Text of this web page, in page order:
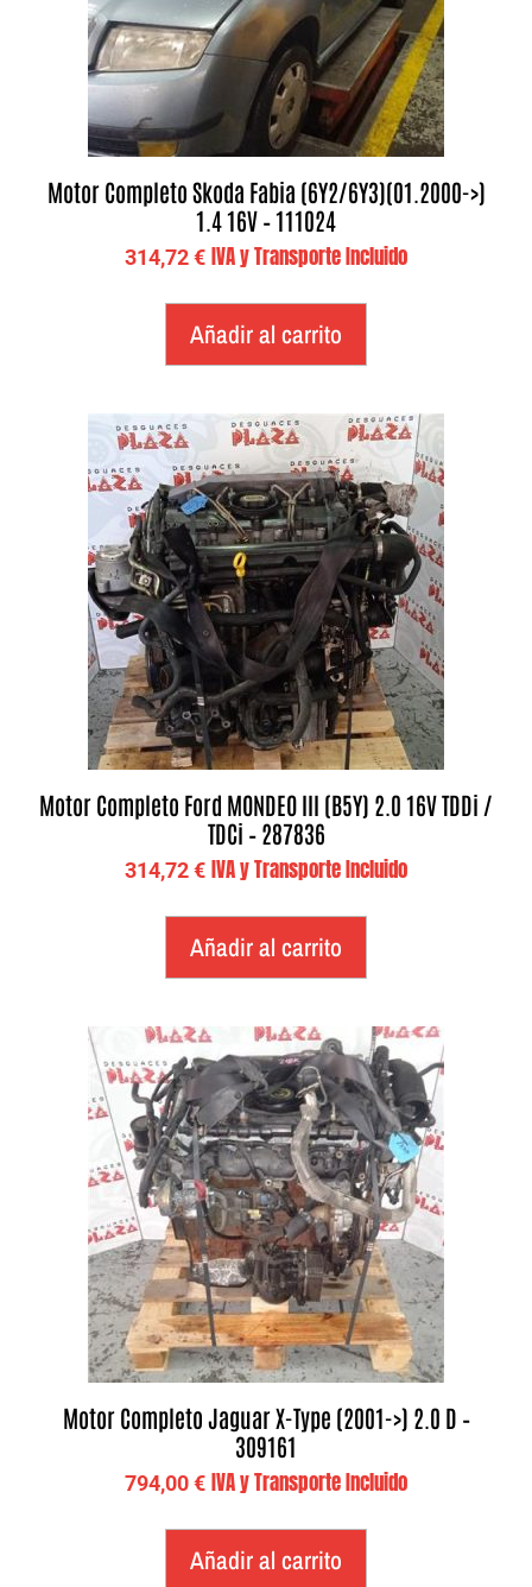
Motor Completo Skoda Fabia (6Y2/6Y3)(01.2000->)
1.4 16V – 111024
314,72€ IVA y Transporte Incluido
Añadir al carrito
Motor Completo Ford MONDEO III (B5Y) 2.0 16V TDDi /
TDCi – 287836
314,72€ IVA y Transporte Incluido
Añadir al carrito
Motor Completo Jaguar X-Type (2001->) 2.0 D –
309161
794,00€ IVA y Transporte Incluido
Añadir al carrito